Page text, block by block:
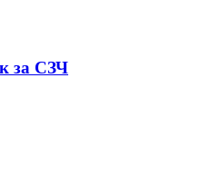
за СЗЧ